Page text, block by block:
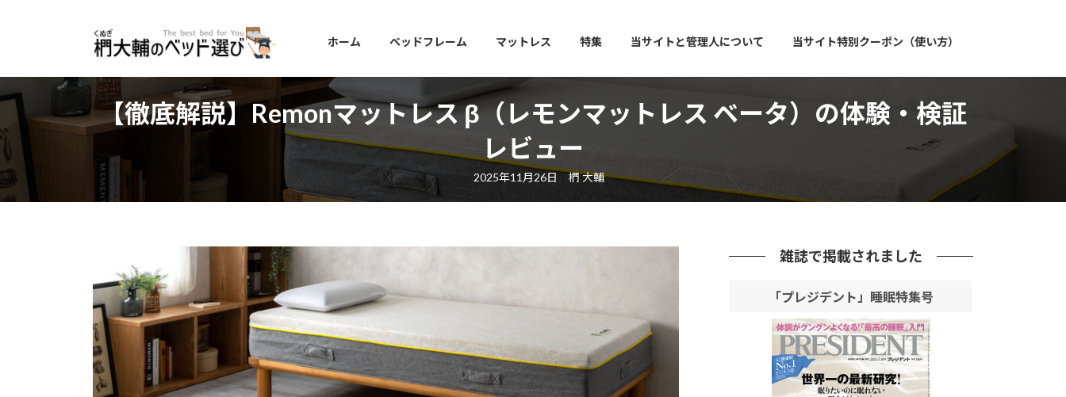
へ
キ
ッ
プ
ョ
に
移
動
ホーム ベッドフレーム マットレス 特集 当サイトと管理人について 当サイト特別クーポン（使い方）
【徹底解説】Remonマットレス β（レモンマットレス ベータ）の体験・検証
レビュー
最
2025年11月26日 椚 大輔
雑誌で掲載されました
「プレジデント」睡眠特集号